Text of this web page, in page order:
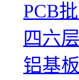
PCB
四六
铝基